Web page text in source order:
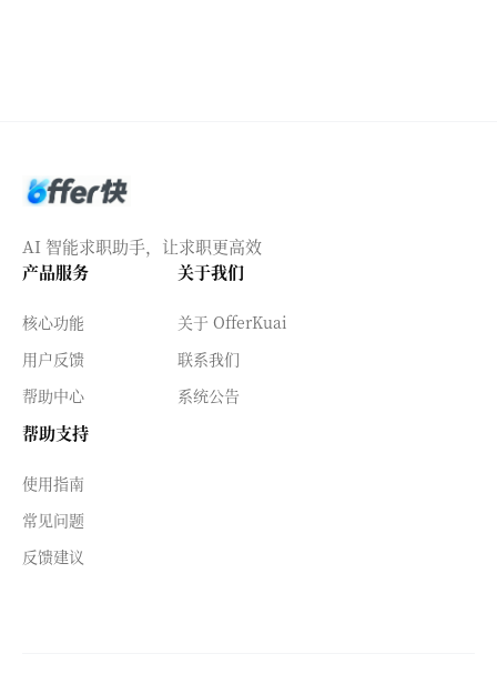
AI 智能求职助手，让求职更高效
产品服务
核心功能
用户反馈
帮助中心
关于我们
关于 OfferKuai
联系我们
系统公告
帮助支持
使用指南
常见问题
反馈建议